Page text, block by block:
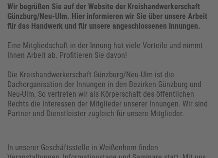
Wir begrüßen Sie auf der Website der Kreishandwerkerschaft
Günzburg/Neu-Ulm. Hier informieren wir Sie über unsere Arbeit
für das Handwerk und für unsere angeschlossenen Innungen.
Eine Mitgliedschaft in der Innung hat viele Vorteile und nimmt
Ihnen Arbeit ab. Profitieren Sie davon!
Die Kreishandwerkerschaft Günzburg/Neu-Ulm ist die
Dachorganisation der Innungen in den Bezirken Günzburg und
Neu-Ulm. So vertreten wir als Körperschaft des öffentlichen
Rechts die Interessen der Mitglieder unserer Innungen. Wir sind
Partner und Dienstleister zugleich für unsere Mitglieder.
In unserer Geschäftsstelle in Weißenhorn finden